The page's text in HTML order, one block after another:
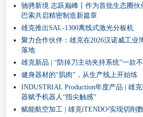
驰骋新境 志跃巅峰丨作为首批生态圈伙
巴索共启精密制造新篇章
雄克推出SAL-1300离线式激光分板机
聚力合作伙伴：雄克在2026汉诺威工业
落地
雄克新品 | “防掉刀主动夹持系统”一款
健身器材的“肌肉”，从生产线上开始练
INDUSTRIAL Production年度产品 | 雄
器赋予机器人“指尖触感”
赋能航空加工 | 雄克iTENDO²实现切削